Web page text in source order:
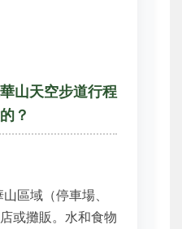
山天空步道行程
？
區域（停車場、
或攤販。水和食物